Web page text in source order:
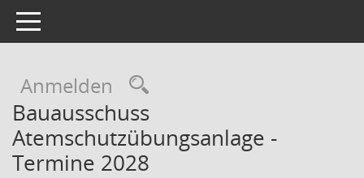
Toggle navigation
Anmelden Rechercheauswahl
Bauausschuss
Atemschutzübungsanlage -
Termine 2028